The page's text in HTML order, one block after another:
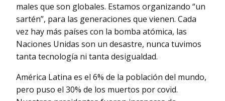
males que son globales. Estamos organizando “un
sartén”, para las generaciones que vienen. Cada
vez hay más países con la bomba atómica, las
Naciones Unidas son un desastre, nunca tuvimos
tanta tecnología ni tanta desigualdad.
América Latina es el 6% de la población del mundo,
pero puso el 30% de los muertos por covid.